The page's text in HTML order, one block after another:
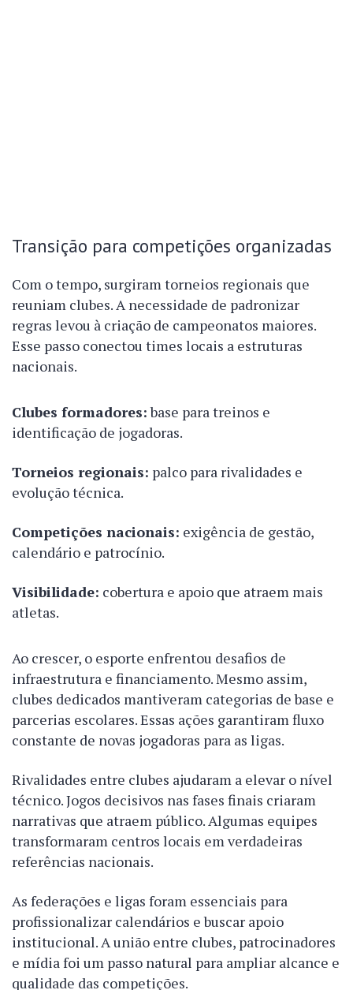
Transição para competições organizadas
Com o tempo, surgiram torneios regionais que
reuniam clubes. A necessidade de padronizar
regras levou à criação de campeonatos maiores.
Esse passo conectou times locais a estruturas
nacionais.
Clubes formadores:base para treinos e
identificação de jogadoras.
Torneios regionais: palco para rivalidades e
evolução técnica.
Competições nacionais: exigência de gestão,
calendário e patrocínio.
Visibilidade: cobertura e apoio que atraem mais
atletas.
Ao crescer, o esporte enfrentou desafios de
infraestrutura e financiamento. Mesmo assim,
clubes dedicados mantiveram categorias de base e
parcerias escolares. Essas ações garantiram fluxo
constante de novas jogadoras para as ligas.
Rivalidades entre clubes ajudaram a elevar o nível
técnico. Jogos decisivos nas fases finais criaram
narrativas que atraem público. Algumas equipes
transformaram centros locais em verdadeiras
referências nacionais.
As federações e ligas foram essenciais para
profissionalizar calendários e buscar apoio
institucional. A união entre clubes, patrocinadores
e mídia foi um passo natural para ampliar alcance e
qualidade das competições.